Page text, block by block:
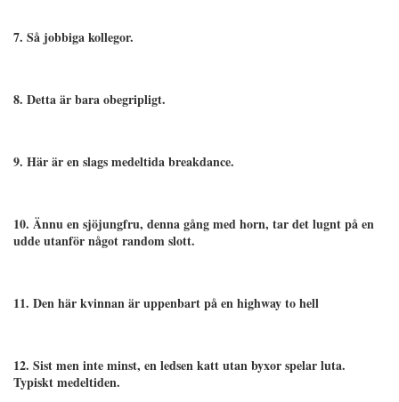
7. Så jobbiga kollegor.
8. Detta är bara obegripligt.
9. Här är en slags medeltida breakdance.
10. Ännu en sjöjungfru, denna gång med horn, tar det lugnt på en
udde utanför något random slott.
11. Den här kvinnan är uppenbart på en highway to hell
12. Sist men inte minst, en ledsen katt utan byxor spelar luta.
Typiskt medeltiden.